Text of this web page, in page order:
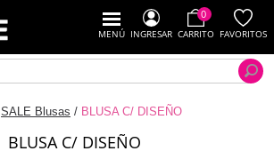
MENÚ INGRESAR
0
CARRITO FAVORITOS
SALE Blusas / BLUSA C/ DISEÑO
BLUSA C/ DISEÑO